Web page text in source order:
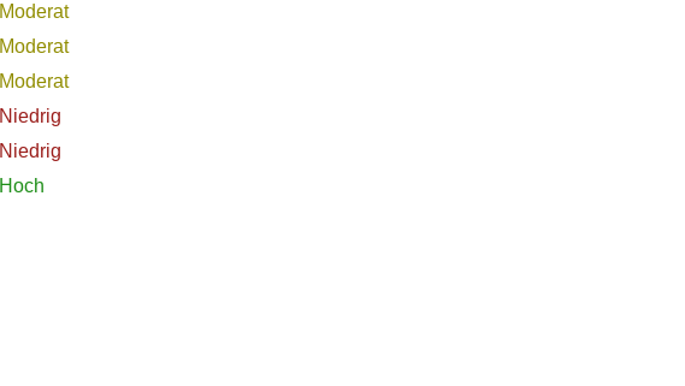
Moderat
Moderat
Moderat
Niedrig
Niedrig
Hoch